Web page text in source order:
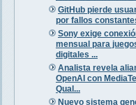
GitHub pierde
por fallos
Sony exige
mensual para
digitales ...
Analista revela
OpenAI con
Qual...
Nuevo sistema